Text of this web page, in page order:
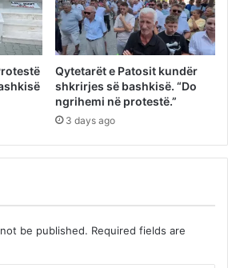
Qytetarët e Patosit kundër
shkrirjes së bashkisë. “Do
ngrihemi në protestë.”
3 days ago
be published. Required fields are